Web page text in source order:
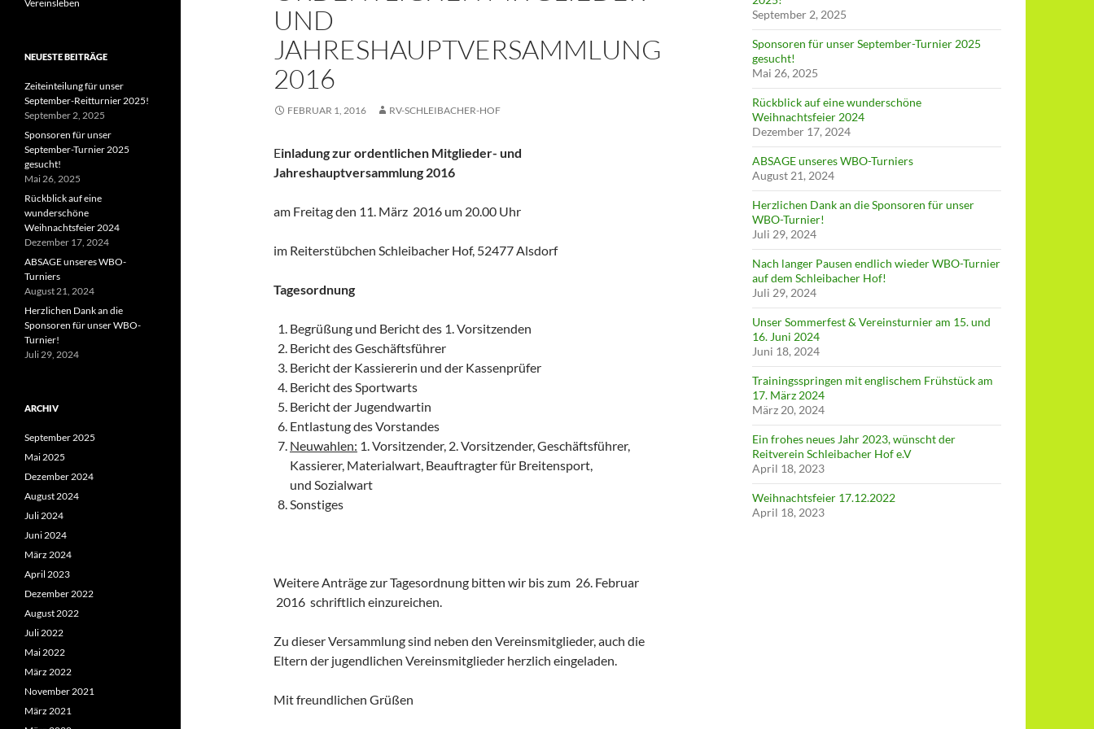
UND
JAHRESHAUPTVERSAMMLUNG
2016
FEBRUAR 1, 2016 RV-SCHLEIBACHER-HOF
Einladung zur ordentlichen Mitglieder- und
Jahreshauptversammlung 2016
am Freitag den 11. März 2016 um 20.00 Uhr
im Reiterstübchen Schleibacher Hof, 52477 Alsdorf
Tagesordnung
Begrüßung und Bericht des 1. Vorsitzenden
Bericht des Geschäftsführer
Bericht der Kassiererin und der Kassenprüfer
Bericht des Sportwarts
Bericht der Jugendwartin
Entlastung des Vorstandes
Neuwahlen: 1. Vorsitzender, 2. Vorsitzender,Geschäftsführer,
Kassierer, Materialwart, Beauftragter für Breitensport,
und Sozialwart
Sonstiges
Weitere Anträge zur Tagesordnung bitten wir bis zum 26. Februar
2016 schriftlich einzureichen.
Zu dieser Versammlung sind neben den Vereinsmitglieder, auch die
Eltern der jugendlichen Vereinsmitglieder herzlich eingeladen.
Mit freundlichen Grüßen
September 2, 2025
Sponsoren für unser September-Turnier 2025
gesucht!
Mai 26, 2025
Rückblick auf eine wunderschöne
Weihnachtsfeier 2024
Dezember 17, 2024
ABSAGE unseres WBO-Turniers
August 21, 2024
Herzlichen Dank an die Sponsoren für unser
WBO-Turnier!
Juli 29, 2024
Nach langer Pausen endlich wieder WBO-Turnier
auf dem Schleibacher Hof!
Juli 29, 2024
Unser Sommerfest & Vereinsturnier am 15. und
16. Juni 2024
Juni 18, 2024
Trainingsspringen mit englischem Frühstück am
17. März 2024
März 20, 2024
Ein frohes neues Jahr 2023, wünscht der
Reitverein Schleibacher Hof e.V
April 18, 2023
Weihnachtsfeier 17.12.2022
April 18, 2023
Vereinsleben
NEUESTE BEITRÄGE
Zeiteinteilung für unser
September-Reitturnier 2025!
September 2, 2025
Sponsoren für unser
September-Turnier 2025
gesucht!
Mai 26, 2025
Rückblick auf eine
wunderschöne
Weihnachtsfeier 2024
Dezember 17, 2024
ABSAGE unseres WBO-
Turniers
August 21, 2024
Herzlichen Dank an die
Sponsoren für unser WBO-
Turnier!
Juli 29, 2024
ARCHIV
September 2025
Mai 2025
Dezember 2024
August 2024
Juli 2024
Juni 2024
März 2024
April 2023
Dezember 2022
August 2022
Juli 2022
Mai 2022
März 2022
November 2021
März 2021